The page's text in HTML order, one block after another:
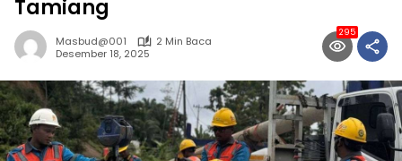
Tamiang
Masbud@001
2 Min Baca
Desember 18, 2025
295